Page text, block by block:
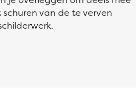
van de te verven